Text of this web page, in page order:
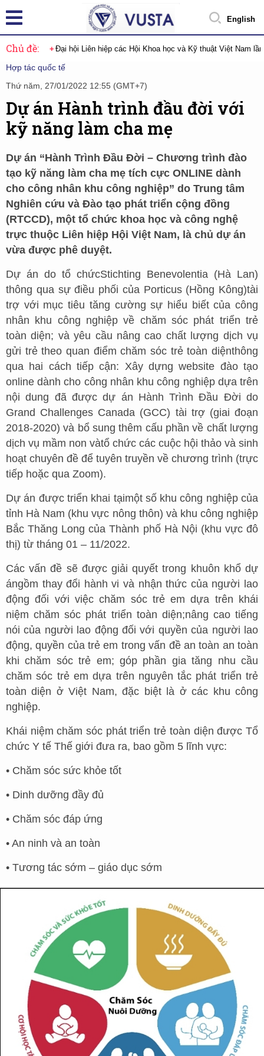
English
Chủ đề: Đại hội Liên hiệp các Hội Khoa học và Kỹ thuật Việt Nam
Hợp tác quốc tế
Thứ năm, 27/01/2022 12:55 (GMT+7)
Dự án Hành trình đầu đời với
kỹ năng làm cha mẹ
Dự án “Hành Trình Đầu Đời – Chương trình đào
tạo kỹ năng làm cha mẹ tích cực ONLINE dành
cho công nhân khu công nghiệp” do Trung tâm
Nghiên cứu và Đào tạo phát triển cộng đồng
(RTCCD), một tổ chức khoa học và công nghệ
trực thuộc Liên hiệp Hội Việt Nam, là chủ dự án
vừa được phê duyệt.
Dự án do tổ chứcStichting Benevolentia (Hà Lan)
thông qua sự điều phối của Porticus (Hồng Kông)tài
trợ với mục tiêu tăng cường sự hiểu biết của công
nhân khu công nghiệp về chăm sóc phát triển trẻ
toàn diện; và yêu cầu nâng cao chất lượng dịch vụ
gửi trẻ theo quan điểm chăm sóc trẻ toàn diệnthông
qua hai cách tiếp cận: Xây dựng website đào tạo
online dành cho công nhân khu công nghiệp dựa trên
nội dung đã được dự án Hành Trình Đầu Đời do
Grand Challenges Canada (GCC) tài trợ (giai đoạn
2018-2020) và bổ sung thêm cấu phần về chất lượng
dịch vụ mầm non vàtổ chức các cuộc hội thảo và sinh
hoạt chuyên đề để tuyên truyền về chương trình (trực
tiếp hoặc qua Zoom).
Dự án được triển khai tạimột số khu công nghiệp của
tỉnh Hà Nam (khu vực nông thôn) và khu công nghiệp
Bắc Thăng Long của Thành phố Hà Nội (khu vực đô
thị) từ tháng 01 – 11/2022.
Các vấn đề sẽ được giải quyết trong khuôn khổ dự
ángồm thay đổi hành vi và nhận thức của người lao
động đối với việc chăm sóc trẻ em dựa trên khái
niệm chăm sóc phát triển toàn diện;nâng cao tiếng
nói của người lao động đối với quyền của người lao
động, quyền của trẻ em trong vấn đề an toàn an toàn
khi chăm sóc trẻ em; góp phần gia tăng nhu cầu
chăm sóc trẻ em dựa trên nguyên tắc phát triển trẻ
toàn diện ở Việt Nam, đặc biệt là ở các khu công
nghiệp.
Khái niệm chăm sóc phát triển trẻ toàn diện được Tổ
chức Y tế Thế giới đưa ra, bao gồm 5 lĩnh vực:
• Chăm sóc sức khỏe tốt
• Dinh dưỡng đầy đủ
• Chăm sóc đáp ứng
• An ninh và an toàn
• Tương tác sớm – giáo dục sớm